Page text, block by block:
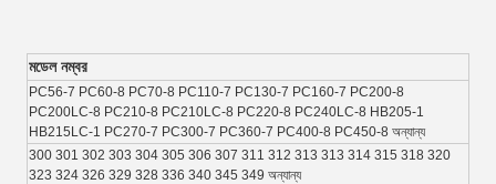
মডেল নম্বর
PC56-7 PC60-8 PC70-8 PC110-7 PC130-7 PC160-7 PC200-8
PC200LC-8 PC210-8 PC210LC-8 PC220-8 PC240LC-8 HB205-1
HB215LC-1 PC270-7 PC300-7 PC360-7 PC400-8 PC450-8 অন্যান্য
300 301 302 303 304 305 306 307 311 312 313 313 314 315 318 320
323 324 326 329 328 336 340 345 349 অন্যান্য